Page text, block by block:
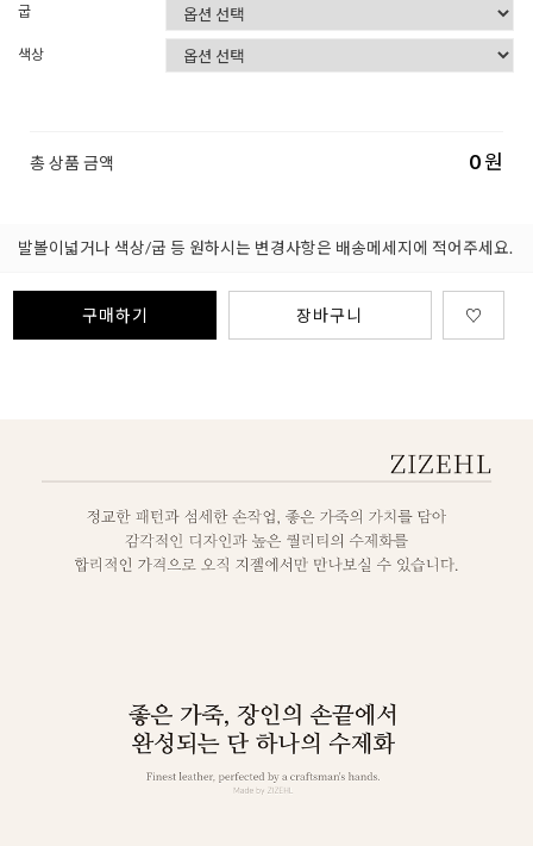
굽
색상
총 상품 금액 0원
발볼이넓거나 색상/굽 등 원하시는 변경사항은 배송메세지에 적어주세요.
구매하기 장바구니 ♡